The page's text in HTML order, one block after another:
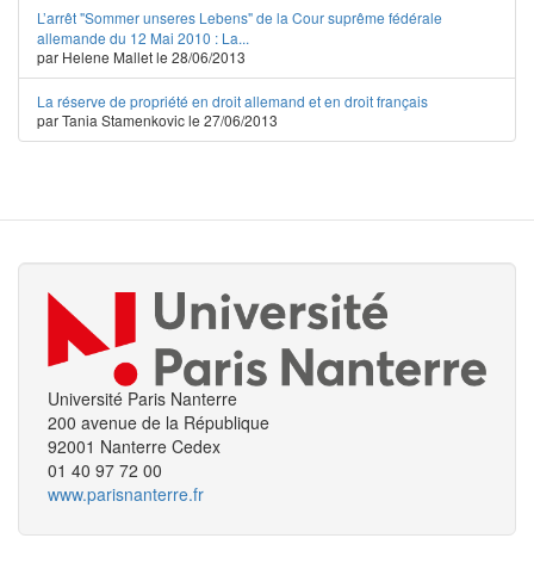
L’arrêt "Sommer unseres Lebens" de la Cour suprême fédérale
allemande du 12 Mai 2010 : La...
par Helene Mallet le 28/06/2013
La réserve de propriété en droit allemand et en droit français
par Tania Stamenkovic le 27/06/2013
Université Paris Nanterre
200 avenue de la République
92001 Nanterre Cedex
01 40 97 72 00
www.parisnanterre.fr